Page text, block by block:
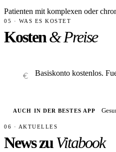
Patienten mit komplexen oder
05 · WAS ES KOSTET
Kosten& Preise
Basiskonto kostenlos.
AUCH IN DER BESTES APP
06 · AKTUELLES
News zuVitabook